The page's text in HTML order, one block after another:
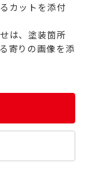
カットを添付
は、塗装箇所
寄りの画像を添